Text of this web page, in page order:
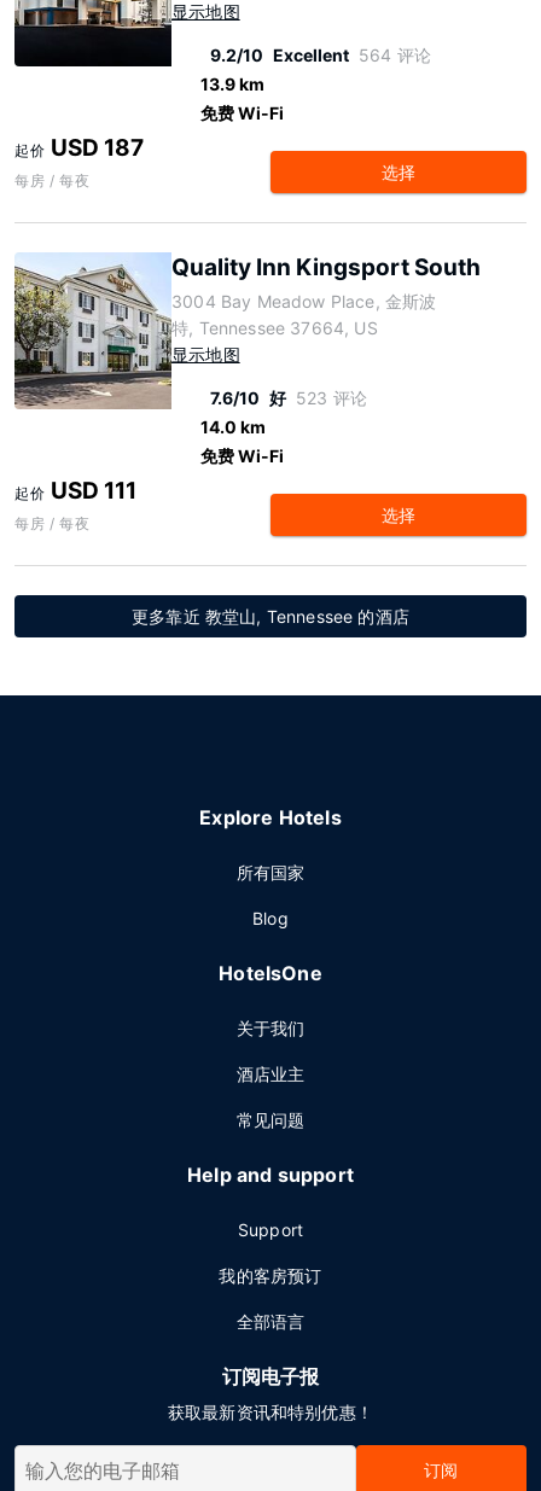
显示地图
9.2/10 Excellent 564 评论
13.9 km
免费 Wi-Fi
起价 USD 187
每房 / 每夜 选择
Quality Inn Kingsport South
3004 Bay Meadow Place, 金斯波
特, Tennessee 37664, US
显示地图
7.6/10 好 523 评论
14.0 km
免费 Wi-Fi
起价 USD 111
每房 / 每夜 选择
更多靠近 教堂山, Tennessee 的酒店
Explore Hotels
所有国家
Blog
HotelsOne
关于我们
酒店业主
常见问题
Help and support
Support
我的客房预订
全部语言
订阅电子报
获取最新资讯和特别优惠！
订阅